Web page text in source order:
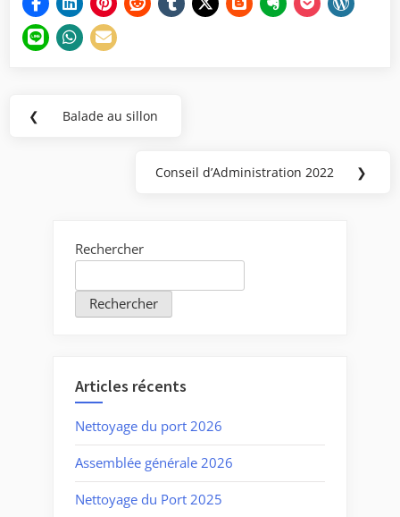
Navigation
❮
Previous
Balade au sillon
Next
Conseil d’Administration 2022 ❯
Rechercher
Rechercher
Articles récents
Nettoyage du port 2026
Assemblée générale 2026
Nettoyage du Port 2025